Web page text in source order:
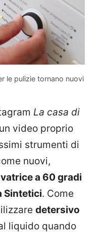
le pulizie tornano nuovi
La casa di
video proprio
strumenti di
nuovi,
a 60 gradi
Sintetici. Come
detersivo
liquido quando